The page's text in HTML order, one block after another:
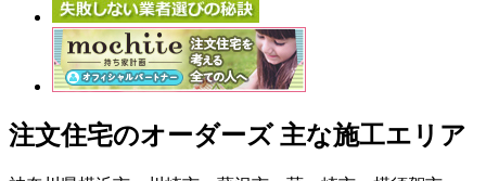
注文住宅のオーダーズ 主な施工エリア